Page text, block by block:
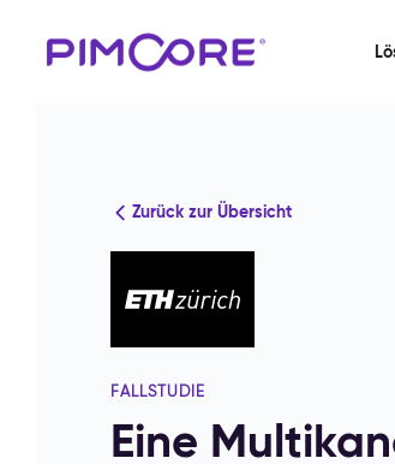
Zurück zur Übersicht
FALLSTUDIE
Eine